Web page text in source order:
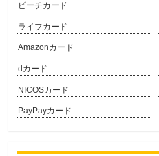
ピーチカード
ライフカード
Amazonカード
dカード
NICOSカード
PayPayカード